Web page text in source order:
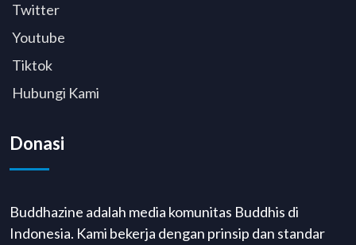
Twitter
Youtube
Tiktok
Hubungi Kami
Donasi
Buddhazine adalah media komunitas Buddhis di
Indonesia. Kami bekerja dengan prinsip dan standar